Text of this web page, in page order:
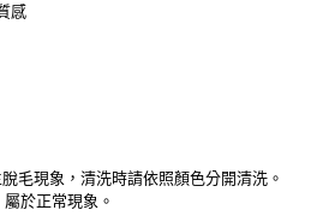
感
毛現象，清洗時請依照顏色分開清洗。
於正常現象。